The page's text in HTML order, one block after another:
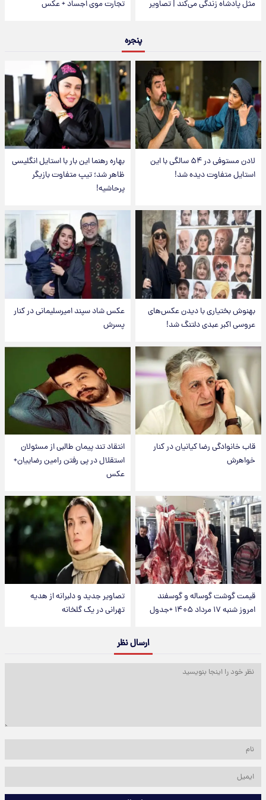
مثل پادشاه زندگی می‌کند | تصاویر تجارت موی اجساد + عکس
پنجره
لادن مستوفی در ۵۴ سالگی با این
استایل متفاوت دیده شد!
بهاره رهنما این بار با استایل انگلیسی
ظاهر شد؛ تیپ متفاوت بازیگر
پرحاشیه!
بهنوش بختیاری با دیدن عکس‌های
عروسی اکبر عبدی دلتنگ شد!
عکس شاد سپند امیرسلیمانی در کنار
پسرش
قاب خانوادگی رضا کیانیان در کنار
خواهرش
انتقاد تند پیمان طالبی از مسئولان
استقلال در پی رفتن رامین رضاییان+
عکس
قیمت گوشت گوساله و گوسفند
امروز شنبه ۱۷ مرداد ۱۴۰۵ +جدول
تصاویر جدید و دلبرانه از هدیه
تهرانی در یک گلخانه
ارسال نظر